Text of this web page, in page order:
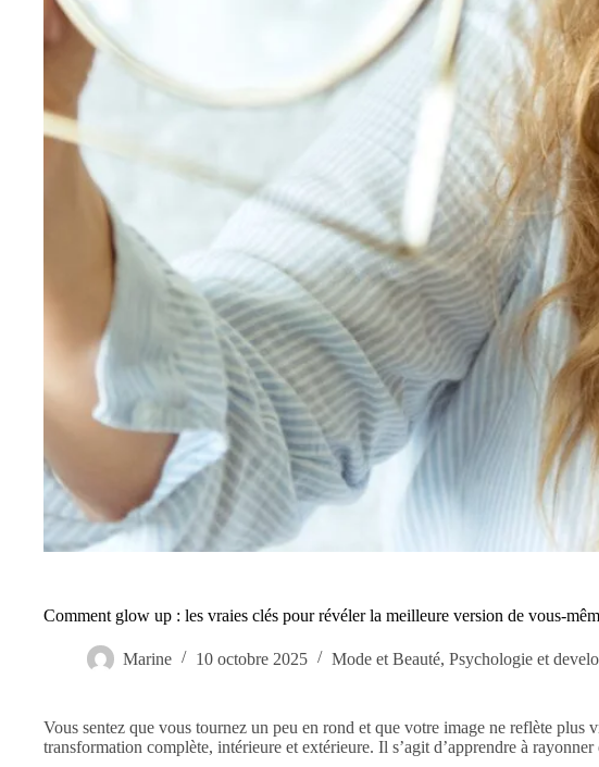
Comment glow up : les vraies clés pour révéler la meilleure version de vous-
Marine 10 octobre 2025 Mode et Beauté, Psychologie et
Vous sentez que vous tournez un peu en rond et que votre image ne reflète plus
transformation complète, intérieure et extérieure. Il s’agit d’apprendre à